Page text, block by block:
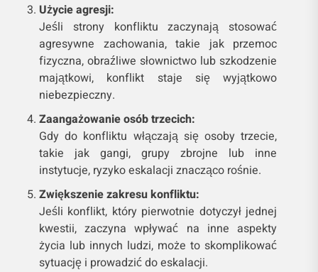
Użycie agresji:
Jeśli strony konfliktu zaczynają stosować
agresywne zachowania, takie jak przemoc
fizyczna, obraźliwe słownictwo lub szkodzenie
majątkowi, konflikt staje się wyjątkowo
niebezpieczny.
Zaangażowanie osób trzecich:
Gdy do konfliktu włączają się osoby trzecie,
takie jak gangi, grupy zbrojne lub inne
instytucje, ryzyko eskalacji znacząco rośnie.
Zwiększenie zakresu konfliktu:
Jeśli konflikt, który pierwotnie dotyczył jednej
kwestii, zaczyna wpływać na inne aspekty
życia lub innych ludzi, może to skomplikować
sytuację i prowadzić do eskalacji.